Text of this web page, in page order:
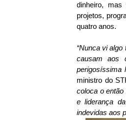
dinheiro, mas
projetos,
quatro anos.
“Nunca vi
causam aos
perigosíssima
ministro do
coloca o
e liderança
indevidas aos